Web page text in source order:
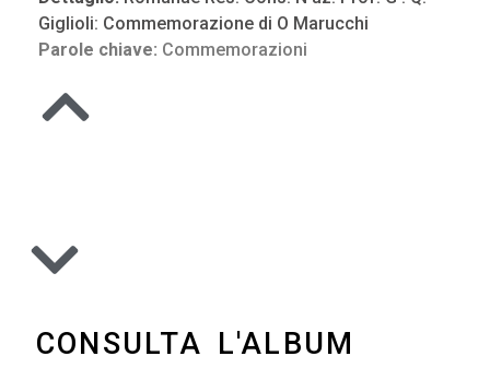
Giglioli: Commemorazione di O Marucchi
Parole chiave: Commemorazioni
CONSULTA L'ALBUM